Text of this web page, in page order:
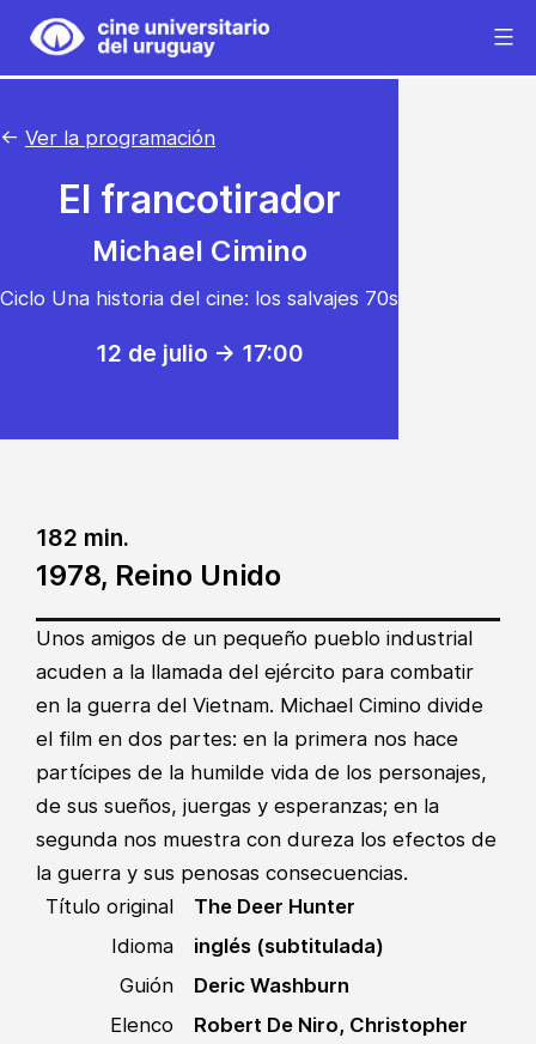
Saltar
contenido
Cine
Universitario
Uruguay
← Ver la programación
El francotirador
Michael Cimino
Ciclo Una historia del cine: los salvajes 70s
12 de julio -> 17:00
1978, Reino Unido
182 min.
Unos amigos de un pequeño pueblo industrial
acuden a la llamada del ejército para combatir
en la guerra del Vietnam. Michael Cimino divide
el film en dos partes: en la primera nos hace
partícipes de la humilde vida de los personajes,
de sus sueños, juergas y esperanzas; en la
segunda nos muestra con dureza los efectos de
la guerra y sus penosas consecuencias.
Título original
The Deer Hunter
Idioma
inglés (subtitulada)
Guión
Deric Washburn
Elenco
Robert De Niro, Christopher